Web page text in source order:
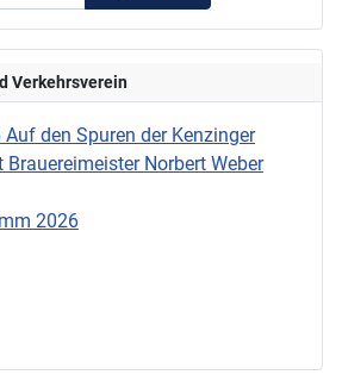
Verkehrsverein
den Spuren der Kenzinger
Norbert Weber
2026